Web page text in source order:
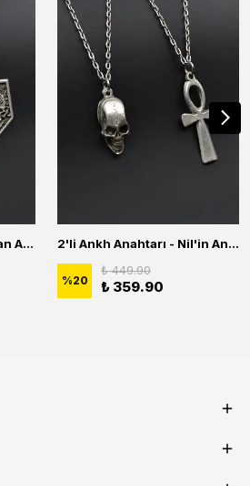
2'li Anime Attack On Titan Acrylic Maria Anime Naruto Erkek Kadın Kolye Seti 2'li Ankh Anahtarı - Nil'in Anahtarı - Kuru Kafa Erkek Kadın Kolye Seti
%20
₺ 449.90
₺ 359.90